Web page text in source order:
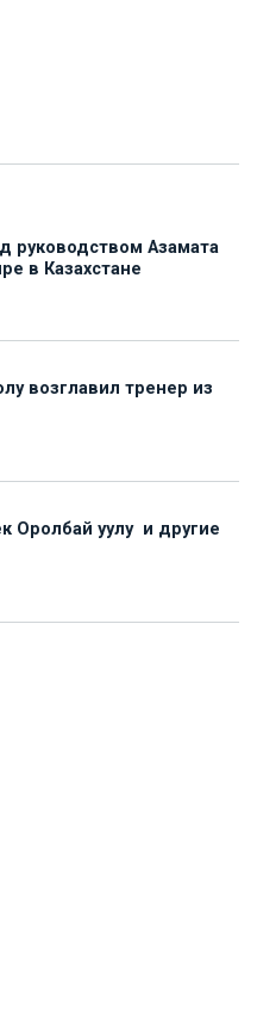
руководством Азамата
в Казахстане
возглавил тренер из
Оролбай уулу и другие